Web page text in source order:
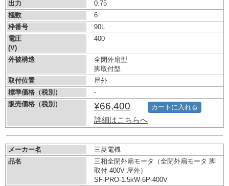
出力
0.75
極数
6
枠番号
90L
電圧
(V)
400
外被構造
全閉外扇型
脚取付型
取付位置
屋外
標準価格（税別）
-
販売価格（税別）
¥66,400
詳細はこちらへ
カートに入れる
メーカー名
三菱電機
品名
三相全閉外扇モータ（全閉外扇モータ 脚
取付 400V 屋外）
SF-PRO-1.5kW-6P-400V